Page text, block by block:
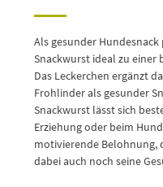
Als gesunder
Snackwurst ideal zu einer
Das Leckerchen ergänzt
Frohlinder als gesunder
Snackwurst lässt sich
Erziehung oder beim
motivierende Belohnung,
dabei auch noch seine